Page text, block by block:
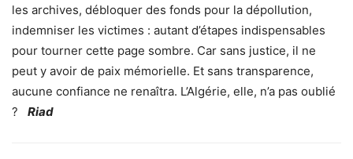
les archives, débloquer des fonds pour la dépollution,
indemniser les victimes : autant d’étapes indispensables
pour tourner cette page sombre. Car sans justice, il ne
peut y avoir de paix mémorielle. Et sans transparence,
aucune confiance ne renaîtra. L’Algérie, elle, n’a pas oublié
? Riad